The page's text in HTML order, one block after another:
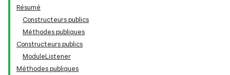
Résumé
Constructeurs publics
Méthodes publiques
Constructeurs publics
ModuleListener
Méthodes publiques